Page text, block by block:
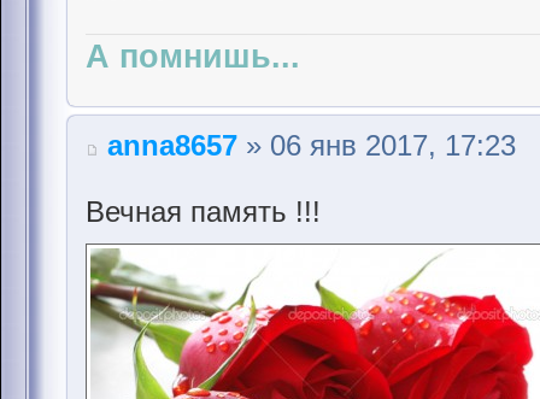
А помнишь...
anna8657 » 06 янв 2017, 17:23
Вечная память !!!